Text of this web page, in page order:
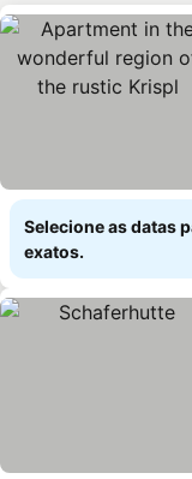
Selecione as datas
exatos.